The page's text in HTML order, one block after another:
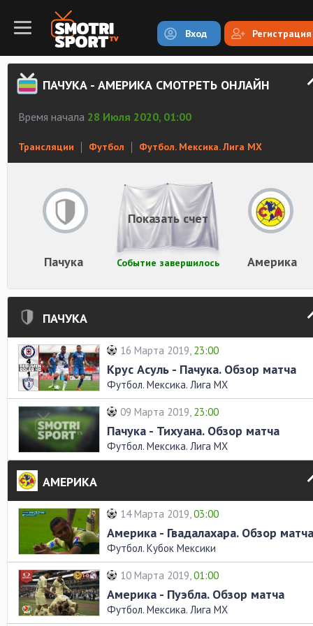
Вход Регистрация
ПАЧУКА - АМЕРИКА СМОТРЕТЬ ОНЛАЙН
Время начала 28 Июля 2020, 01:00
Трансляции Футбол Футбол. Мексика. Лига MX
Пачука Америка
Событие завершилось
Показать счет
ПАЧУКА
16 Марта 2019, 23:00
Крус Асуль - Пачука. Обзор матча
Футбол. Мексика. Лига MX
09 Марта 2019, 23:00
Пачука - Тихуана. Обзор матча
Футбол. Мексика. Лига MX
АМЕРИКА
14 Марта 2019,03:00
Америка - Гвадалахара. Обзор матча
Футбол. Кубок Мексики
10 Марта 2019,01:00
Америка - Пуэбла. Обзор матча
Футбол. Мексика. Лига MX